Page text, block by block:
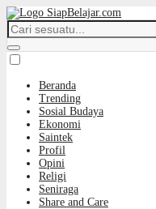
Beranda
Trending
Sosial Budaya
Ekonomi
Saintek
Profil
Opini
Religi
Seniraga
Share and Care